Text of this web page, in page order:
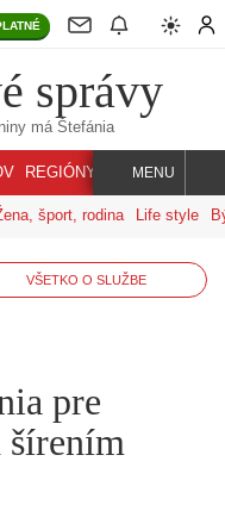
správy
má Štefánia
REGIÓNY INDEX SVET
MENU
šport, rodina Life style
VŠETKO O SLUŽBE
pre
šírením